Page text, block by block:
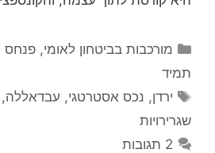
קטגוריות
מורכבות בביטחון לאומי,פנחס
תמיד
תגיות
ירדן, נכס אסטרטגי, עבדאללה
שגרירויות
2 תגובות